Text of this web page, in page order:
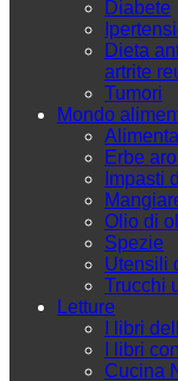
Diabete
Dieta
artrite
Tumori
Mondo
Erbe
Impasti
Olio di
Spezie
Utensili
Trucchi
Letture
I libri
I libri
Cucina